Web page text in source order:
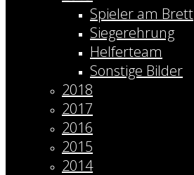
Spieler am Brett
Siegerehrung
Helferteam
Sonstige Bilder
2018
2017
2016
2015
2014